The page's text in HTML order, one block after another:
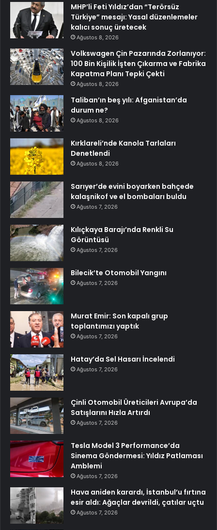
MHP’li Feti Yıldız’dan “Terörsüz
Türkiye” mesajı: Yasal düzenlemeler
kalıcı sonuç üretecek
Ağustos 8, 2026
Volkswagen Çin Pazarında Zorlanıyor:
100 Bin Kişilik İşten Çıkarma ve Fabrika
Kapatma Planı Tepki Çekti
Ağustos 8, 2026
Taliban’ın beş yılı: Afganistan’da
durum ne?
Ağustos 8, 2026
Kırklareli’nde Kanola Tarlaları
Denetlendi
Ağustos 8, 2026
Sarıyer’de evini boyarken bahçede
kalaşnikof ve el bombaları buldu
Ağustos 7, 2026
Kılıçkaya Barajı’nda Renkli Su
Görüntüsü
Ağustos 7, 2026
Bilecik’te Otomobil Yangını
Ağustos 7, 2026
Murat Emir: Son kapalı grup
toplantımızı yaptık
Ağustos 7, 2026
Hatay’da Sel Hasarı İncelendi
Ağustos 7, 2026
Çinli Otomobil Üreticileri Avrupa’da
Satışlarını Hızla Artırdı
Ağustos 7, 2026
Tesla Model 3 Performance’da
Sinema Göndermesi: Yıldız Patlaması
Amblemi
Ağustos 7, 2026
Hava aniden karardı, İstanbul’u fırtına
esir aldı: Ağaçlar devrildi, çatılar uçtu
Ağustos 7, 2026